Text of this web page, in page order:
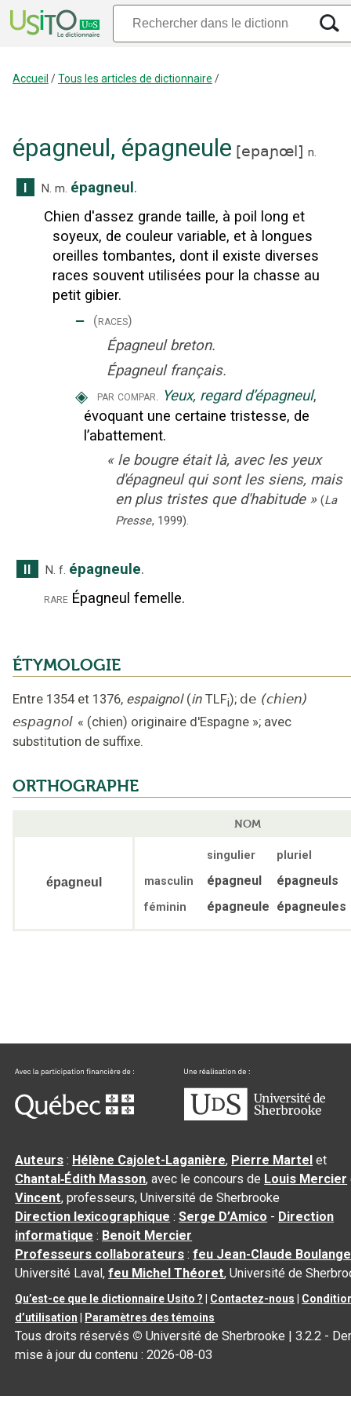
Accueil /Tous les articles de dictionnaire /
épagneul, épagneule [epaɲœl ] n.
I N. m. épagneul .
Chien d'assez grande taille, à poil long et
soyeux, de couleur variable, et à longues
oreilles tombantes, dont il existe diverses
races souvent utilisées pour la chasse au
petit gibier.
‒ (races)
Épagneul breton.
Épagneul français.
◈ par compar. Yeux, regard d’épagneul,
évoquant une certaine tristesse, de
l’abattement.
« le bougre était là, avec les yeux
d'épagneul qui sont les siens, mais
en plus tristes que d'habitude » (La
Presse, 1999).
II N. f. épagneule.
rare Épagneul femelle.
ÉTYMOLOGIE
Entre 1354 et 1376, espaignol (in TLFi); de (chien)
espagnol « (chien) originaire d'Espagne »; avec
substitution de suffixe.
ORTHOGRAPHE
NOM
épagneul
singulier
pluriel
masculin
épagneul épagneuls
féminin épagneule épagneules
Auteurs : Hélène Cajolet-Laganière, Pierre Martel et
Chantal‑Édith Masson, avec le concours de Louis Mercier
Vincent, professeurs, Université de Sherbrooke
Direction lexicographique :Serge D’Amico - Direction
informatique : Benoit Mercier
Professeurs collaborateurs :feu Jean-Claude
Université Laval,feu Michel Théoret, Université de
Qu’est-ce que le dictionnaire Usito ? Contactez-nous
d’utilisation
Paramètres des témoins
Tous droits réservés © Université de Sherbrooke |3.2.2 -
mise à jour du contenu :2026-08-03